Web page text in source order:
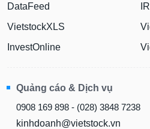
DataFeed
VietstockXLS
InvestOnline
Quảng cáo & Dịch vụ
0908 169 898 - (028) 3848 7238
kinhdoanh@vietstock.vn